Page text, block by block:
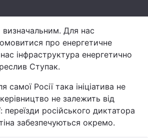
Для нас
про енергетичне
інфраструктура енергетично
Ступак.
самої Росії така ініціатива не
не залежить від
переїзди російського диктатора
забезпечуються окремо.